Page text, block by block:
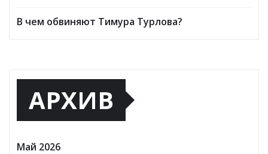
В чем обвиняют Тимура Турлова?
АРХИВ
Май 2026